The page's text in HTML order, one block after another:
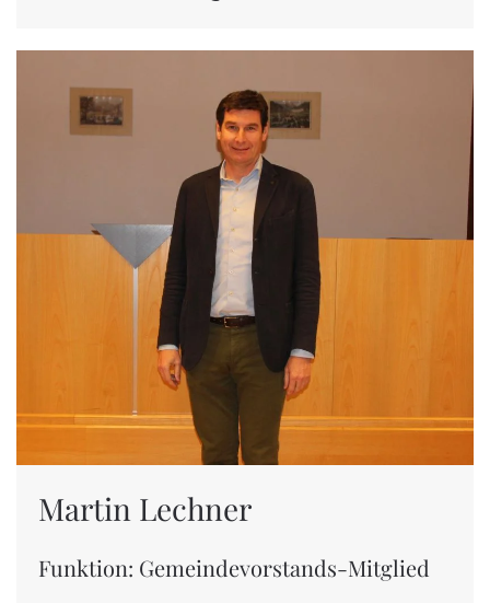
Martin Lechner
Funktion: Gemeindevorstands-Mitglied